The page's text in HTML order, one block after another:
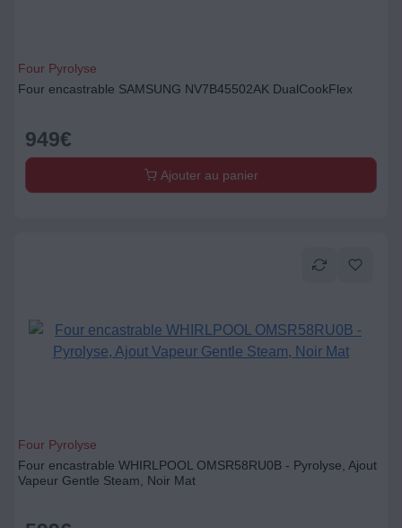
Four Pyrolyse
Four encastrable SAMSUNG NV7B45502AK DualCookFlex
949€
Ajouter au panier
Four Pyrolyse
Four encastrable WHIRLPOOL OMSR58RU0B - Pyrolyse, Ajout
Vapeur Gentle Steam, Noir Mat